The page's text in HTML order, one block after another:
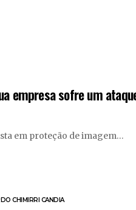
empresa sofre um
em proteção de imagem…
CHIMIRRI CANDIA